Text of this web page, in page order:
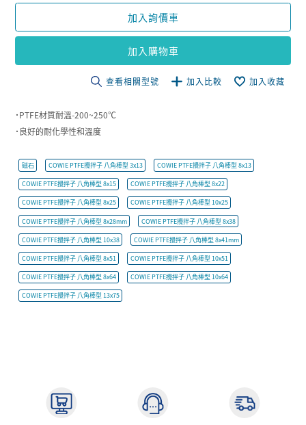
加入詢價車
加入購物車
查看相關型號 加入比較 加入收藏
˙PTFE材質耐溫-200~250℃
˙良好的耐化學性和溫度
磁石 COWIE PTFE攪拌子 八角棒型 3x13 COWIE PTFE攪拌子 八角棒型 8x13
COWIE PTFE攪拌子 八角棒型 8x15 COWIE PTFE攪拌子 八角棒型 8x22
COWIE PTFE攪拌子 八角棒型 8x25 COWIE PTFE攪拌子 八角棒型 10x25
COWIE PTFE攪拌子 八角棒型 8x28mm COWIE PTFE攪拌子 八角棒型 8x38
COWIE PTFE攪拌子 八角棒型 10x38 COWIE PTFE攪拌子 八角棒型 8x41mm
COWIE PTFE攪拌子 八角棒型 8x51 COWIE PTFE攪拌子 八角棒型 10x51
COWIE PTFE攪拌子 八角棒型 8x64 COWIE PTFE攪拌子 八角棒型 10x64
COWIE PTFE攪拌子 八角棒型 13x75